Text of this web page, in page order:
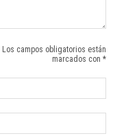
campos obligatorios están
marcados con *